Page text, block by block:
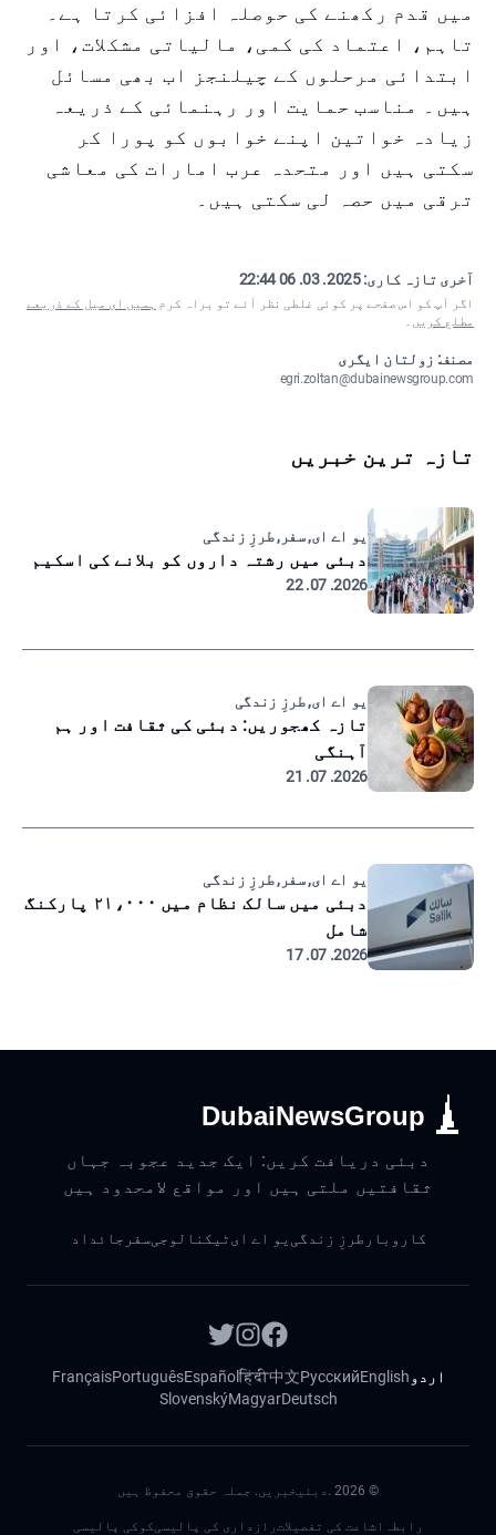
میں قدم رکھنے کی حوصلہ افزائی کرتا ہے۔
تاہم، اعتماد کی کمی، مالیاتی مشکلات، اور
ابتدائی مرحلوں کے چیلنجز اب بھی مسائل
ہیں۔ مناسب حمایت اور رہنمائی کے ذریعہ
زیادہ خواتین اپنے خوابوں کو پورا کر
سکتی ہیں اور متحدہ عرب امارات کی معاشی
ترقی میں حصہ لی سکتی ہیں۔
آخری تازہ کاری:2025. 03. 06 22:44
اگر آپ کو اس صفحے پر کوئی غلطی نظر آئے تو براہ کرم ہمیں ای میل کے ذریعے
مطلع کریں ۔
مصنف: زولتان ایگری
egri.zoltan@dubainewsgroup.com
تازہ ترین خبریں
یو اے ای, سفر, طرزِ زندگی
دبئی میں رشتہ داروں کو بلانے کی اسکیم
2026. 07. 22
یو اے ای, طرزِ زندگی
تازہ کھجوریں: دبئی کی ثقافت اور ہم
آہنگی
2026. 07. 21
یو اے ای, سفر, طرزِ زندگی
دبئی میں سالک نظام میں ۲۱،۰۰۰ پارکنگ
شامل
2026. 07. 17
DubaiNewsGroup
دبئی دریافت کریں: ایک جدید عجوبہ جہاں
ثقافتیں ملتی ہیں اور مواقع لامحدود ہیں
کاروبار طرزِ زندگی یو اے ایٹیکنالوجیسفر جائداد
اردو English
Русский
中文
हिंदी
Español
Português
Français
Deutsch
Magyar
Slovenský
©
2026 .دبئیخبریں. جملہ حقوق محفوظ ہیں
رابطہ اشاعت کی تفصیلاترازداری کی پالیسیکوکی پالیسی